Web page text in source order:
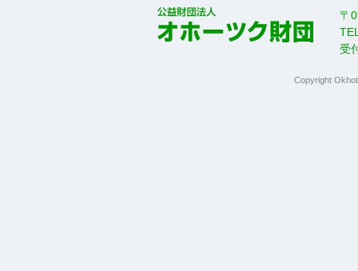
〒
受
Copyright